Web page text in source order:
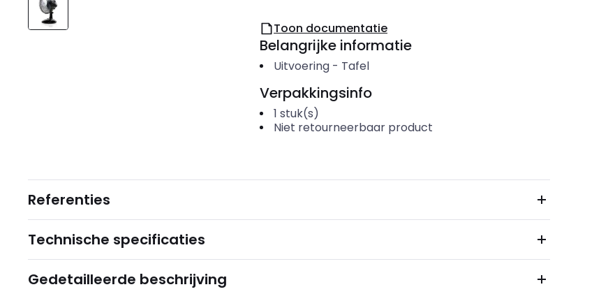
Toon documentatie
Belangrijke informatie
Uitvoering- Tafel
Verpakkingsinfo
1 stuk(s)
Niet retourneerbaar product
Referenties
Technische specificaties
Gedetailleerde beschrijving